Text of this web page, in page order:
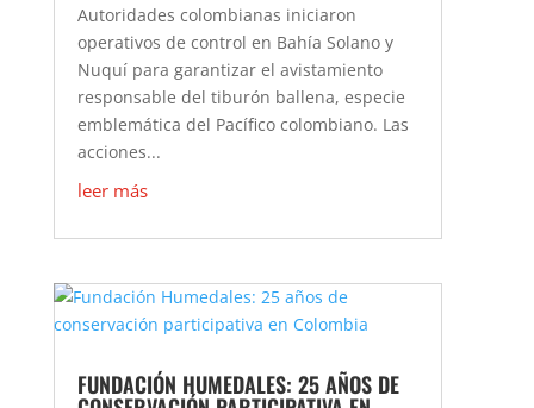
Autoridades colombianas iniciaron
operativos de control en Bahía Solano y
Nuquí para garantizar el avistamiento
responsable del tiburón ballena, especie
emblemática del Pacífico colombiano. Las
acciones...
leer más
FUNDACIÓN HUMEDALES: 25 AÑOS DE